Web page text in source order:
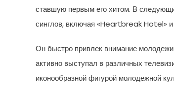
ставшую первым его хитом. В
синглов, включая «Heartbreak Hotel»
Он быстро привлек внимание
активно выступал в различных
иконообразной фигурой молодежной